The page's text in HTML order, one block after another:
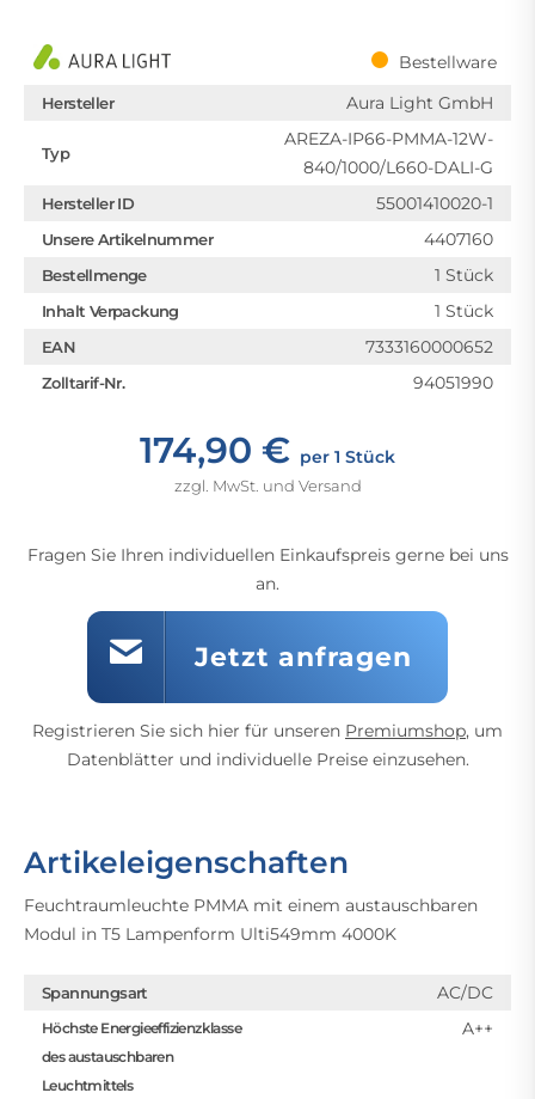
Bestellware
Hersteller Aura Light GmbH
Typ
AREZA-IP66-PMMA-12W-
840/1000/L660-DALI-G
Hersteller ID 55001410020-1
Unsere Artikelnummer 4407160
Bestellmenge 1 Stück
Inhalt Verpackung 1 Stück
EAN 7333160000652
Zolltarif-Nr. 94051990
174,90 € per 1 Stück
zzgl. MwSt. und Versand
Fragen Sie Ihren individuellen Einkaufspreis gerne bei uns
an.
Jetzt anfragen
Registrieren Sie sich hier für unseren Premiumshop, um
Datenblätter und individuelle Preise einzusehen.
Artikeleigenschaften
Feuchtraumleuchte PMMA mit einem austauschbaren
Modul in T5 Lampenform Ulti549mm 4000K
Spannungsart AC/DC
Höchste Energieeffizienzklasse
des austauschbaren
Leuchtmittels
A++